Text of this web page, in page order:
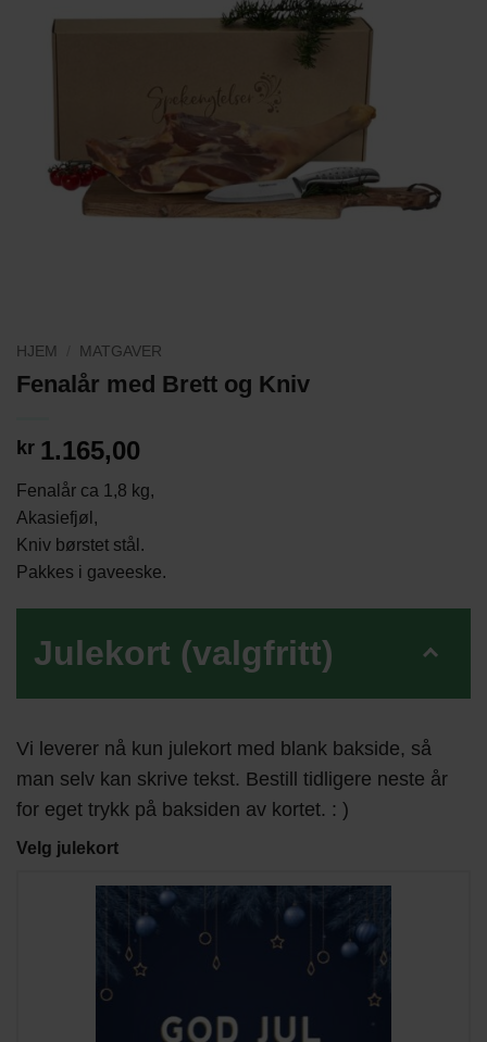
HJEM MATGAVER
Fenalår med Brett og Kniv
kr 1.165,00
Fenalår ca 1,8 kg,
Akasiefjøl,
Kniv børstet stål.
Pakkes i gaveeske.
Julekort (valgfritt)
Vi leverer nå kun julekort med blank bakside, så
man selv kan skrive tekst. Bestill tidligere neste år
for eget trykk på baksiden av kortet. : )
Velg julekort